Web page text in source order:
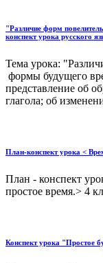
"Различие форм
конспект урока русского
Тема урока:
формы будущего
представление об
глагола; об
План-конспект урока <
План - конспект
простое время.> 4
Конспект урока "Простое